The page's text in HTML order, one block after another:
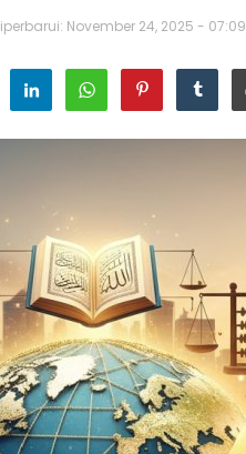
November 24, 2025 - 07:09